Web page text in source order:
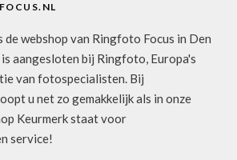
webshop van Ringfoto Focus in Den
aangesloten bij Ringfoto, Europa's
van fotospecialisten. Bij
u net zo gemakkelijk als in onze
Keurmerk staat voor
service!